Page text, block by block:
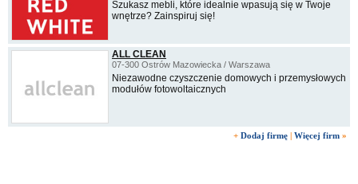
Szukasz mebli, które idealnie wpasują się w Twoje
wnętrze? Zainspiruj się!
ALL CLEAN
07-300 Ostrów Mazowiecka / Warszawa
Niezawodne czyszczenie domowych i przemysłowych
modułów fotowoltaicznych
+ Dodaj firmę | Więcej firm »